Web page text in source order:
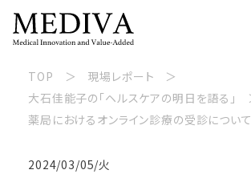
TOP
現場レポート
大石佳能子の「ヘルスケアの明日を語る」
薬局におけるオンライン診療の受診について
2024/03/05/火